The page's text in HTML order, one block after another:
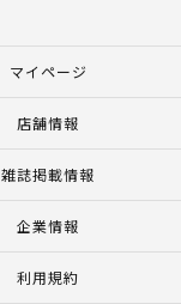
マイページ
店舗情報
雑誌掲載情報
企業情報
利用規約